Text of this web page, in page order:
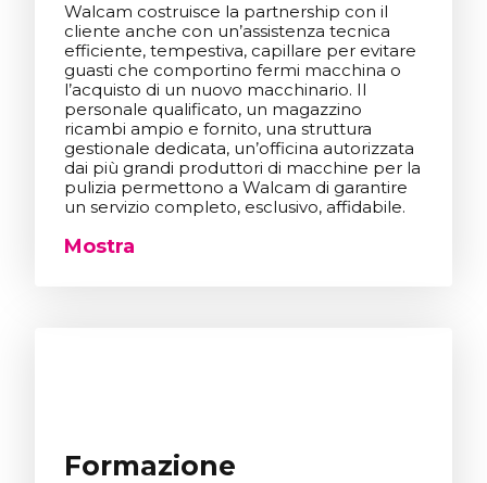
Walcam costruisce la partnership con il
cliente anche con un’assistenza tecnica
efficiente, tempestiva, capillare per evitare
guasti che comportino fermi macchina o
l’acquisto di un nuovo macchinario. Il
personale qualificato, un magazzino
ricambi ampio e fornito, una struttura
gestionale dedicata, un’officina autorizzata
dai più grandi produttori di macchine per la
pulizia permettono a Walcam di garantire
un servizio completo, esclusivo, affidabile.
Mostra
Formazione